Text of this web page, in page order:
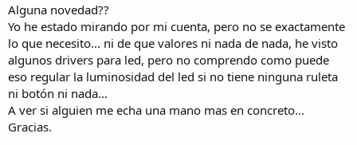
Alguna novedad??
Yo he estado mirando por mi cuenta, pero no se exactamente
lo que necesito... ni de que valores ni nada de nada, he visto
algunos drivers para led, pero no comprendo como puede
eso regular la luminosidad del led si no tiene ninguna ruleta
ni botón ni nada...
A ver si alguien me echa una mano mas en concreto...
Gracias.